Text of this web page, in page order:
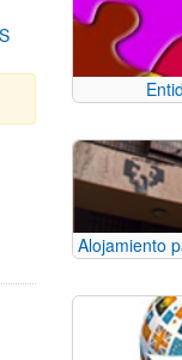
desplazarse.
Alojamiento